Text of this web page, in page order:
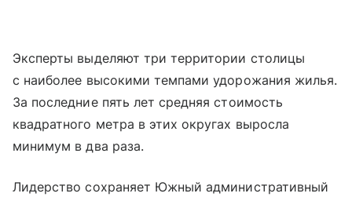
Эксперты выделяют три территории столицы
с наиболее высокими темпами удорожания жилья.
За последние пять лет средняя стоимость
квадратного метра в этих округах выросла
минимум в два раза.
Лидерство сохраняет Южный административный